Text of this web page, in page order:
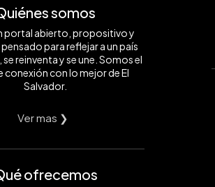
somos
portal abierto, propositivo y
para reflejar a un país
se reinventa y se une. Somos el
conexión con lo mejor de El
Salvador.
Ver mas ❯
ofrecemos